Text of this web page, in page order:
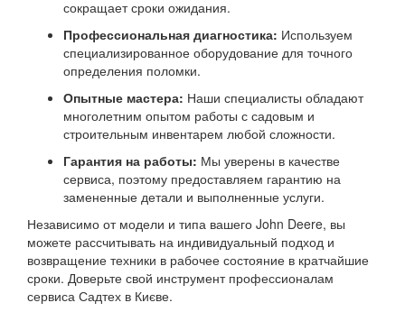
сокращает сроки ожидания.
Профессиональная диагностика: Используем
специализированное оборудование для точного
определения поломки.
Опытные мастера: Наши специалисты обладают
многолетним опытом работы с садовым и
строительным инвентарем любой сложности.
Гарантия на работы: Мы уверены в качестве
сервиса, поэтому предоставляем гарантию на
замененные детали и выполненные услуги.
Независимо от модели и типа вашего John Deere, вы
можете рассчитывать на индивидуальный подход и
возвращение техники в рабочее состояние в кратчайшие
сроки. Доверьте свой инструмент профессионалам
сервиса Садтех в Києве.